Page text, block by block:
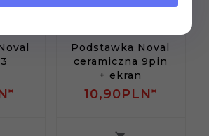
Podstawka Noval
ceramiczna 9pin
+ ekran
10,90PLN*